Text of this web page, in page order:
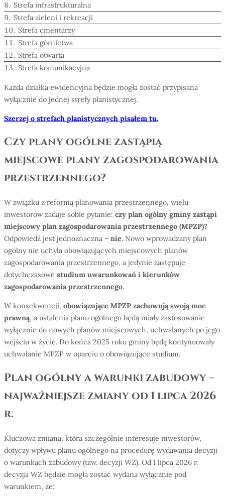
Strefa infrastrukturalna
Strefa zieleni i rekreacji
Strefa cmentarzy
Strefa górnictwa
Strefa otwarta
Strefa komunikacyjna
Każda działka ewidencyjna będzie mogła zostać przypisana
wyłącznie do jednej strefy planistycznej.
Szerzej o strefach planistycznych pisałem tu.
Czy plany ogólne zastąpią
miejscowe plany zagospodarowania
przestrzennego?
W związku z reformą planowania przestrzennego, wielu
inwestorów zadaje sobie pytanie: czy plan ogólny gminy zastąpi
miejscowy plan zagospodarowania przestrzennego (MPZP)?
Odpowiedź jest jednoznaczna – nie. Nowo wprowadzany plan
ogólny nie uchyla obowiązujących miejscowych planów
zagospodarowania przestrzennego, a jedynie zastępuje
dotychczasowe studium uwarunkowań i kierunków
zagospodarowania przestrzennego.
W konsekwencji, obowiązujące MPZP zachowują swoją moc
prawną, a ustalenia planu ogólnego będą miały zastosowanie
wyłącznie do nowych planów miejscowych, uchwalanych po jego
wejściu w życie. Do końca 2025 roku gminy będą kontynuowały
uchwalanie MPZP w oparciu o obowiązujące studium.
Plan ogólny a warunki zabudowy –
najważniejsze zmiany od 1 lipca 2026
r.
Kluczowa zmiana, która szczególnie interesuje inwestorów,
dotyczy wpływu planu ogólnego na procedurę wydawania decyzji
o warunkach zabudowy (tzw. decyzji WZ). Od 1 lipca 2026 r.
decyzja WZ będzie mogła zostać wydana wyłącznie pod
warunkiem, że: